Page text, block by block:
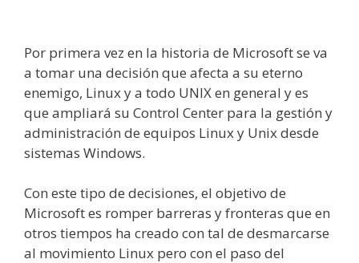
Por primera vez en la historia de Microsoft se va
a tomar una decisión que afecta a su eterno
enemigo, Linux y a todo UNIX en general y es
que ampliará su Control Center para la gestión y
administración de equipos Linux y Unix desde
sistemas Windows.
Con este tipo de decisiones, el objetivo de
Microsoft es romper barreras y fronteras que en
otros tiempos ha creado con tal de desmarcarse
al movimiento Linux pero con el paso del